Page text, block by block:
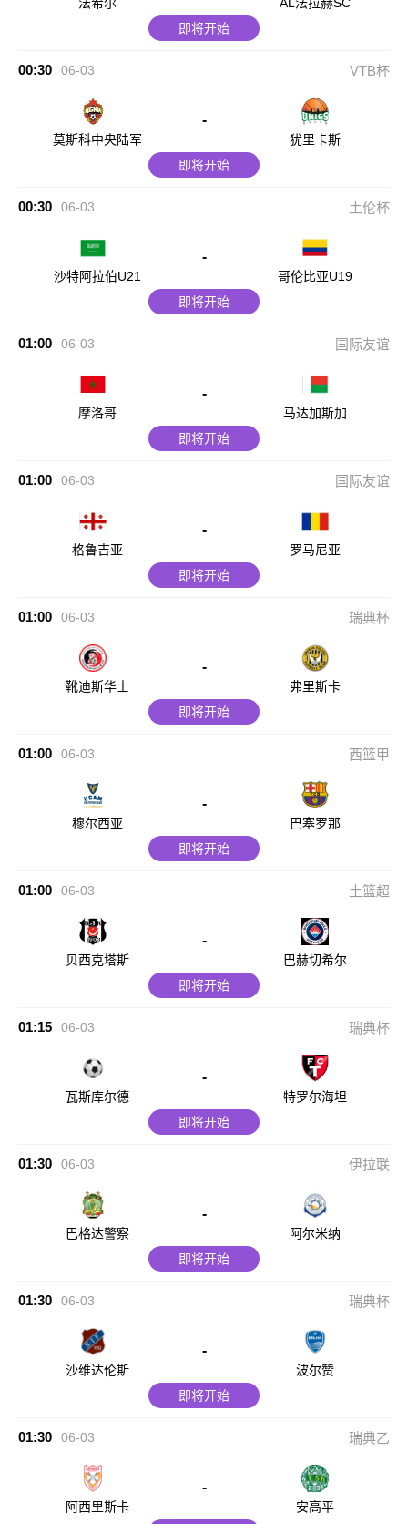
即将开始
00:30 06-03 VTB杯
莫斯科中央陆军
-
犹里卡斯
即将开始
00:30 06-03 土伦杯
沙特阿拉伯U21
-
哥伦比亚U19
即将开始
01:00 06-03 国际友谊
摩洛哥
-
马达加斯加
即将开始
01:00 06-03 国际友谊
格鲁吉亚
-
罗马尼亚
即将开始
01:00 06-03 瑞典杯
靴迪斯华士
-
弗里斯卡
即将开始
01:00 06-03 西篮甲
穆尔西亚
-
巴塞罗那
即将开始
01:00 06-03 土篮超
贝西克塔斯
-
巴赫切希尔
即将开始
01:15 06-03 瑞典杯
瓦斯库尔德
-
特罗尔海坦
即将开始
01:30 06-03 伊拉联
巴格达警察
-
阿尔米纳
即将开始
01:30 06-03 瑞典杯
沙维达伦斯
-
波尔赞
即将开始
01:30 06-03 瑞典乙
阿西里斯卡
-
安高平